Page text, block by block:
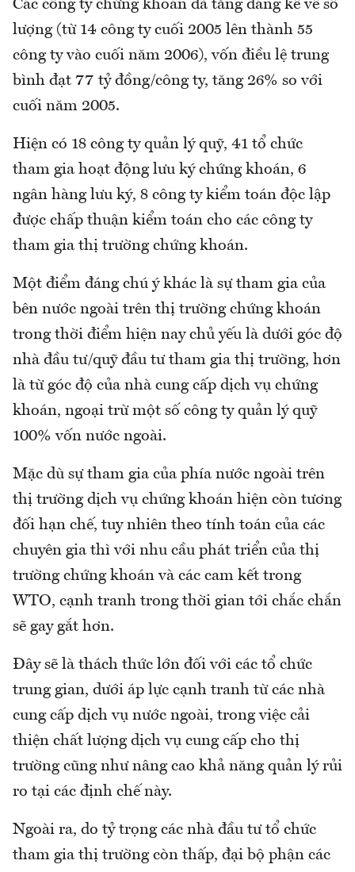
Các công ty chứng khoán đã tăng đáng kể về số
lượng (từ 14 công ty cuối 2005 lên thành 55
công ty vào cuối năm 2006), vốn điều lệ trung
bình đạt 77 tỷ đồng/công ty, tăng 26% so với
cuối năm 2005.
Hiện có 18 công ty quản lý quỹ, 41 tổ chức
tham gia hoạt động lưu ký chứng khoán, 6
ngân hàng lưu ký, 8 công ty kiểm toán độc lập
được chấp thuận kiểm toán cho các công ty
tham gia thị trường chứng khoán.
Một điểm đáng chú ý khác là sự tham gia của
bên nước ngoài trên thị trường chứng khoán
trong thời điểm hiện nay chủ yếu là dưới góc độ
nhà đầu tư/quỹ đầu tư tham gia thị trường, hơn
là từ góc độ của nhà cung cấp dịch vụ chứng
khoán, ngoại trừ một số công ty quản lý quỹ
100% vốn nước ngoài.
Mặc dù sự tham gia của phía nước ngoài trên
thị trường dịch vụ chứng khoán hiện còn tương
đối hạn chế, tuy nhiên theo tính toán của các
chuyên gia thì với nhu cầu phát triển của thị
trường chứng khoán và các cam kết trong
WTO, cạnh tranh trong thời gian tới chắc chắn
sẽ gay gắt hơn.
Đây sẽ là thách thức lớn đối với các tổ chức
trung gian, dưới áp lực cạnh tranh từ các nhà
cung cấp dịch vụ nước ngoài, trong việc cải
thiện chất lượng dịch vụ cung cấp cho thị
trường cũng như nâng cao khả năng quản lý rủi
ro tại các định chế này.
Ngoài ra, do tỷ trọng các nhà đầu tư tổ chức
tham gia thị trường còn thấp, đại bộ phận các